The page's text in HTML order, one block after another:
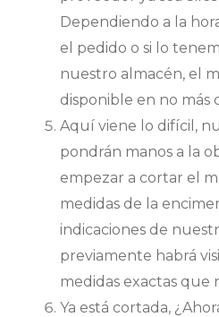
Dependiendo a la
el pedido o si lo
nuestro almacén, el
disponible en no más
Aquí viene lo difícil,
pondrán manos a la
empezar a cortar el
medidas de la
indicaciones de
previamente habrá
medidas exactas que
Ya está cortada,